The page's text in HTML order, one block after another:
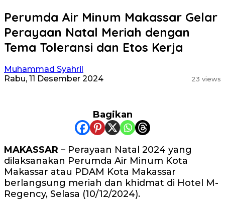
Perumda Air Minum Makassar Gelar
Perayaan Natal Meriah dengan
Tema Toleransi dan Etos Kerja
Muhammad Syahril
Rabu, 11 Desember 2024
23 views
Bagikan
MAKASSAR – Perayaan Natal 2024 yang
dilaksanakan Perumda Air Minum Kota
Makassar atau PDAM Kota Makassar
berlangsung meriah dan khidmat di Hotel M-
Regency, Selasa (10/12/2024).